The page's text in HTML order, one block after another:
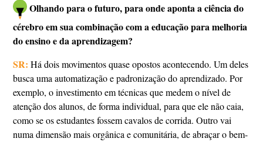
Olhando para o futuro, para onde aponta a ciência do
cérebro em sua combinação com a educação para melhoria
do ensino e da aprendizagem?
SR: Há dois movimentos quase opostos acontecendo. Um deles
busca uma automatização e padronização do aprendizado. Por
exemplo, o investimento em técnicas que medem o nível de
atenção dos alunos, de forma individual, para que ele não caia,
como se os estudantes fossem cavalos de corrida. Outro vai
numa dimensão mais orgânica e comunitária, de abraçar o bem-